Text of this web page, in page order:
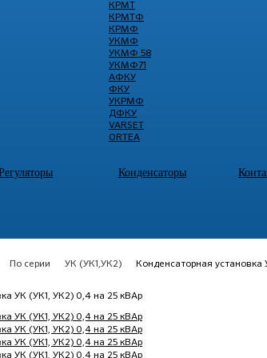
КРМТ
КРМТФ
КРМФ
УКМФ
УКМФ 58
УКМФ71
АФКУ
ФКУ
УКРМФ
ДФКУ
VARSET
ORTEA
Конденсаторы
По серии УК (УК1,УК2) Конденсаторная